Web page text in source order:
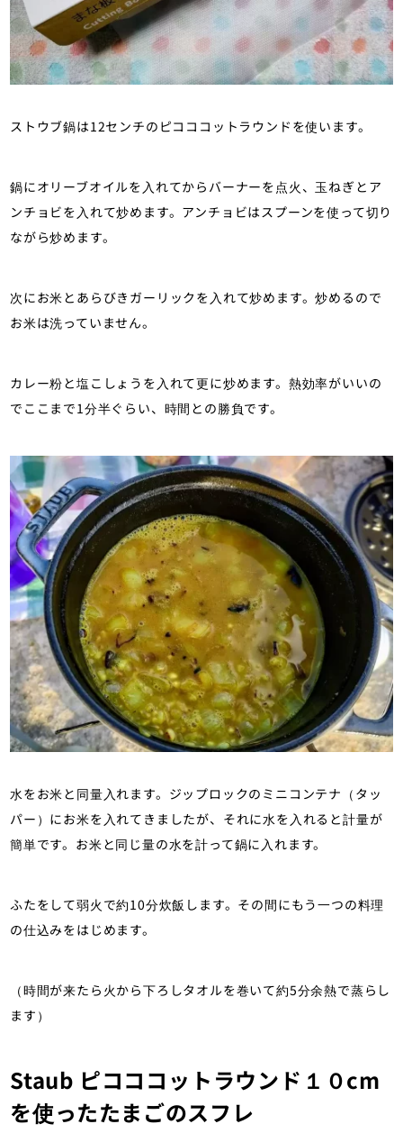
ストウブ鍋は12センチのピコココットラウンドを使います。
鍋にオリーブオイルを入れてからバーナーを点火、玉ねぎとア
ンチョビを入れて炒めます。アンチョビはスプーンを使って切り
ながら炒めます。
次にお米とあらびきガーリックを入れて炒めます。炒めるので
お米は洗っていません。
カレー粉と塩こしょうを入れて更に炒めます。熱効率がいいの
でここまで1分半ぐらい、時間との勝負です。
水をお米と同量入れます。ジップロックのミニコンテナ（タッ
パー）にお米を入れてきましたが、それに水を入れると計量が
簡単です。お米と同じ量の水を計って鍋に入れます。
ふたをして弱火で約10分炊飯します。その間にもう一つの料理
の仕込みをはじめます。
（時間が来たら火から下ろしタオルを巻いて約5分余熱で蒸らし
ます）
Staub ピコココットラウンド１０cm
を使ったたまごのスフレ